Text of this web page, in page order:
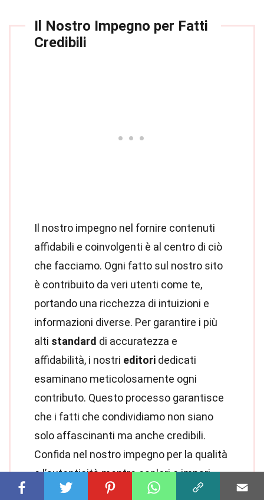
Il Nostro Impegno per Fatti
Credibili
Il nostro impegno nel fornire contenuti
affidabili e coinvolgenti è al centro di ciò
che facciamo. Ogni fatto sul nostro sito
è contribuito da veri utenti come te,
portando una ricchezza di intuizioni e
informazioni diverse. Per garantire i più
alti standard di accuratezza e
affidabilità, i nostri editori dedicati
esaminano meticolosamente ogni
contributo. Questo processo garantisce
che i fatti che condividiamo non siano
solo affascinanti ma anche credibili.
Confida nel nostro impegno per la qualità
e l’autenticità mentre esplori e impari
con noi.